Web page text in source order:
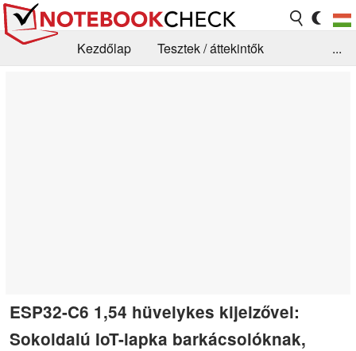
Kezdőlap
Tesztek / áttekintők
...
ESP32-C6 1,54 hüvelykes kijelzővel:
Sokoldalú IoT-lapka barkácsolóknak,